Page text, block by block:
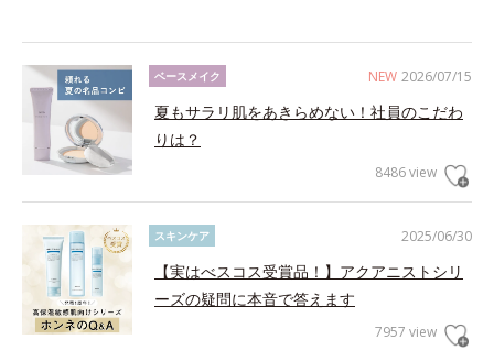
NEW 2026/07/15
ベースメイク
夏もサラリ肌をあきらめない！社員のこだわ
りは？
8486 view
2025/06/30
スキンケア
【実はべスコス受賞品！】アクアニストシリ
ーズの疑問に本音で答えます
7957 view